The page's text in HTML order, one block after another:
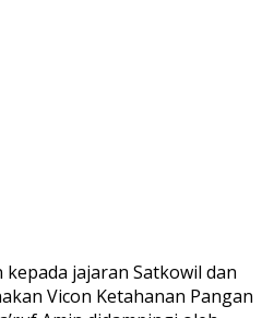
jajaran Satkowil dan
Vicon Ketahanan Pangan